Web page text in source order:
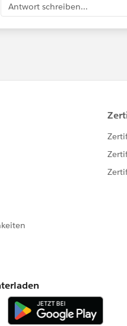
Antwort schreiben...